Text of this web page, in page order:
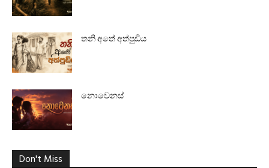
තනි අතේ අත්පුඩිය
නොවෙනස්
Don't Miss